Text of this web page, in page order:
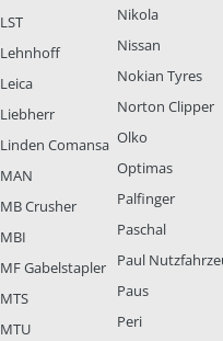
LST
Lehnhoff
Leica
Liebherr
Linden Comansa
MAN
MB Crusher
MBI
MF Gabelstapler
MTS
MTU
Nikola
Nissan
Nokian Tyres
Norton Clipper
Olko
Optimas
Palfinger
Paschal
Paul
Paus
Peri